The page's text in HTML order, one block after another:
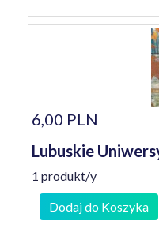
6,00 PLN
Lubuskie
1 produkt/y
Dodaj do Koszyka